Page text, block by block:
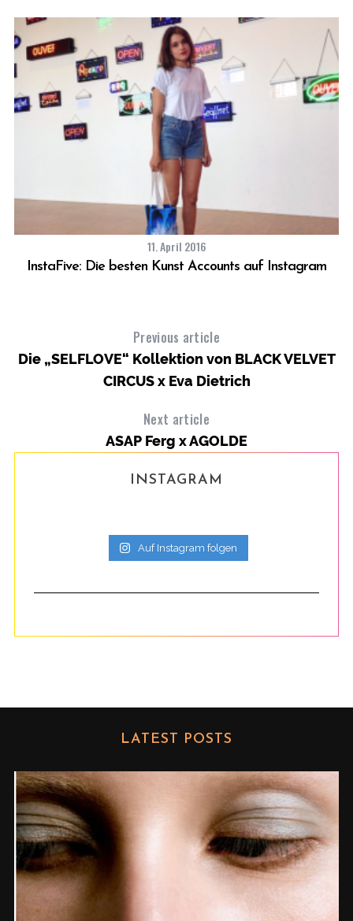
11. April 2016
InstaFive: Die besten Kunst Accounts auf Instagram
Previous article
Die „SELFLOVE“ Kollektion von BLACK VELVET
CIRCUS x Eva Dietrich
Next article
ASAP Ferg x AGOLDE
INSTAGRAM
Auf Instagram folgen
LATEST POSTS